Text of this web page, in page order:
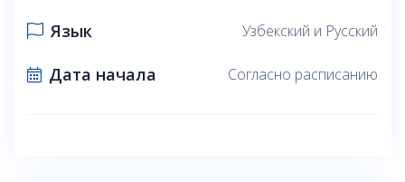
Язык Узбекский и Русский
Дата начала Согласно расписанию